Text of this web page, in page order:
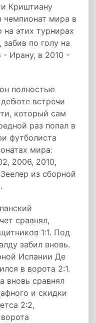
Криштиану
чемпионат мира в
этих турнирах
по голу на
- Ирану, в 2010 -
полностью
встречи
который сам
раз попал в
футболиста
мира:
2006, 2010,
из сборной
сравнял,
1:1. Под
забил вновь.
Испании Де
в ворота 2:1.
вновь сравнял
и скидки
2:2,